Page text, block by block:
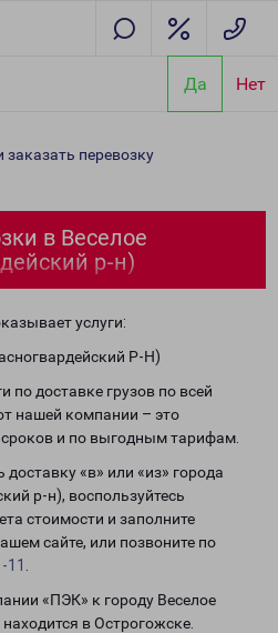
Да Нет
заказать перевозку
в Веселое
р-н)
услуги:
Р-Н)
по доставке грузов по всей
нашей компании – это
и по выгодным тарифам.
«в» или «из» города
р-н), воспользуйтесь
стоимости и заполните
сайте, или позвоните по
11
«ПЭК» к городу Веселое
в Острогожске.